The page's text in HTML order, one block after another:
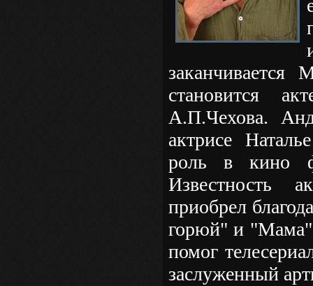
становится
А.П.Чехова.
актрисе
роль в кино
Известность
приобрел
горюй" и
помог
заслуженный